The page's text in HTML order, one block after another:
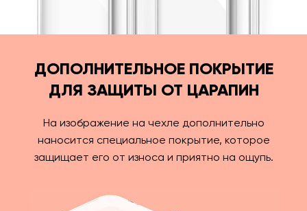
ДОПОЛНИТЕЛЬНОЕ ПОКРЫТИЕ
ДЛЯ ЗАЩИТЫ ОТ ЦАРАПИН
На изображение на чехле дополнительно
наносится специальное покрытие, которое
защищает его от износа и приятно на ощупь.